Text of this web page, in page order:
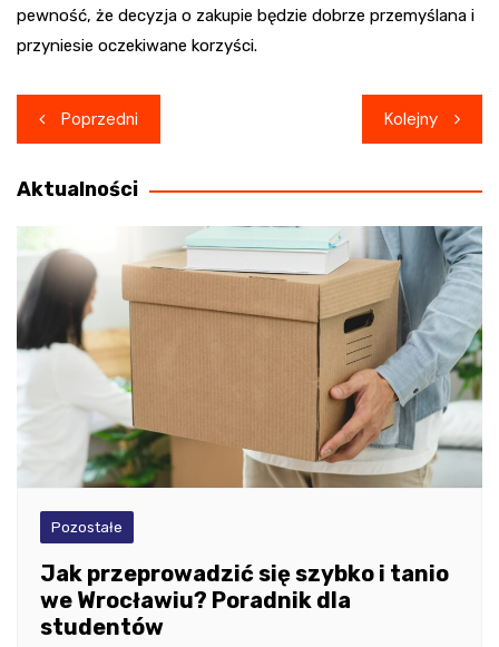
pewność, że decyzja o zakupie będzie dobrze przemyślana i
przyniesie oczekiwane korzyści.
Nawigacja
wpisu
Poprzedni Kolejny
Aktualności
Pozostałe
Jak przeprowadzić się szybko i tanio
we Wrocławiu? Poradnik dla
studentów